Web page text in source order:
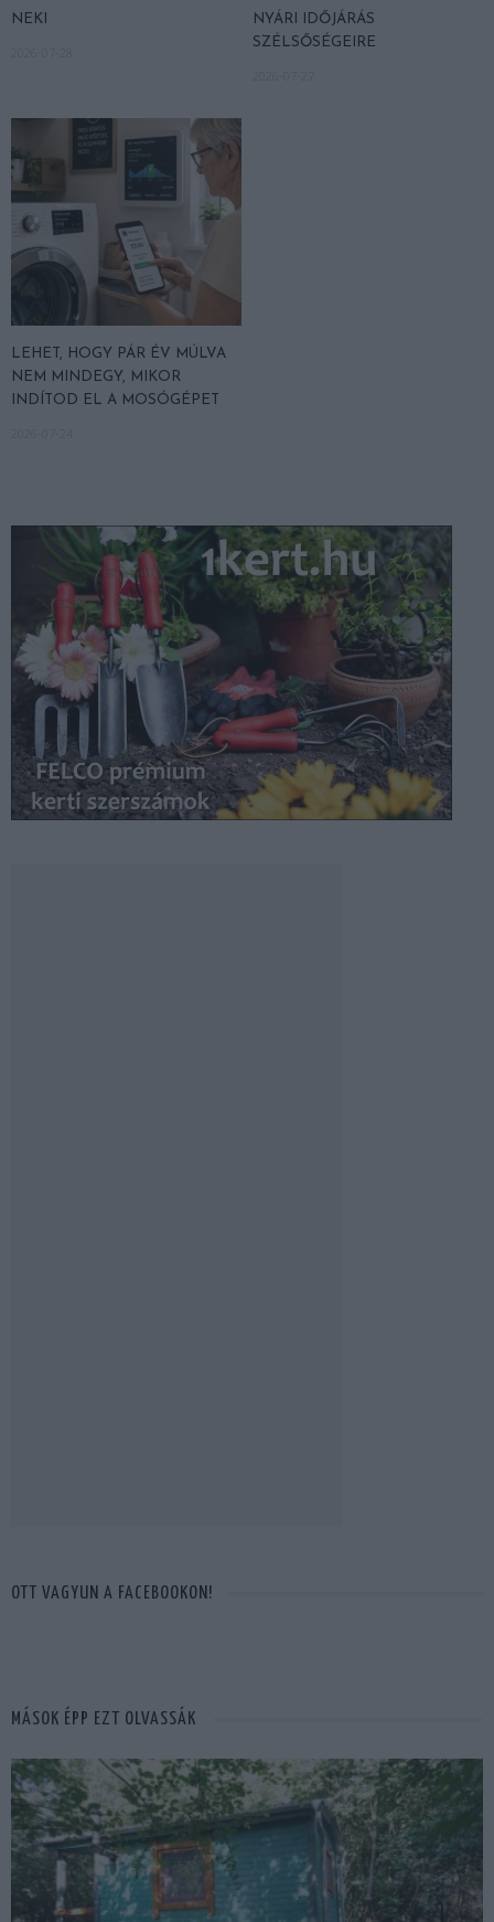
NEKI
NYÁRI IDŐJÁRÁS
SZÉLSŐSÉGEIRE
LEHET, HOGY PÁR ÉV MÚLVA
NEM MINDEGY, MIKOR
INDÍTOD EL A MOSÓGÉPET
OTT VAGYUN A FACEBOOKON!
MÁSOK ÉPP EZT OLVASSÁK